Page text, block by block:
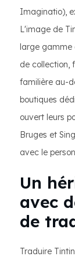
Imaginatio),
L'image de
large gamme
de collection,
familière au-
boutiques
ouvert leurs
Bruges et
avec le
Un
avec
de
Traduire